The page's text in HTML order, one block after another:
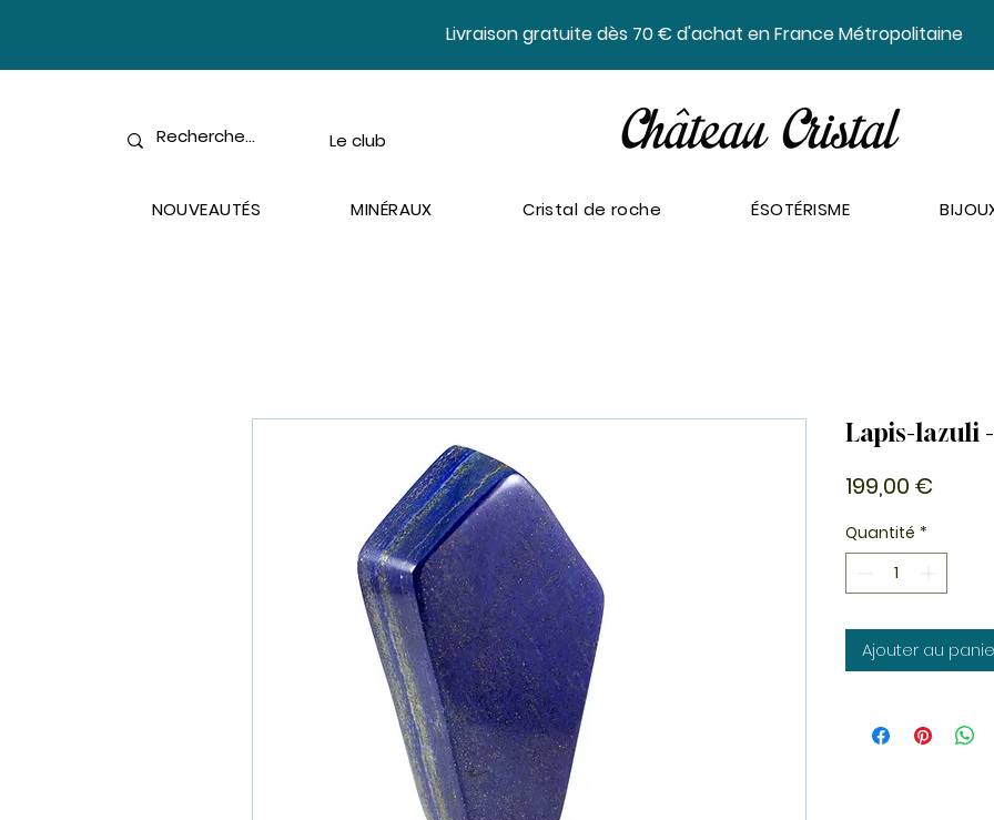
​Livraison gratuite dès 70 € d'achat en France Métropolitaine
Le club
NOUVEAUTÉS MINÉRAUX Cristal de roche ÉSOTÉRISME
Lapis-lazuli
199,00 €
Quantité *
Ajouter au